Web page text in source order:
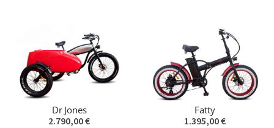
Dr Jones
2.790,00 €
Fatty
1.395,00 €